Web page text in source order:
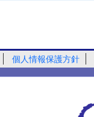
個人情報保護方針